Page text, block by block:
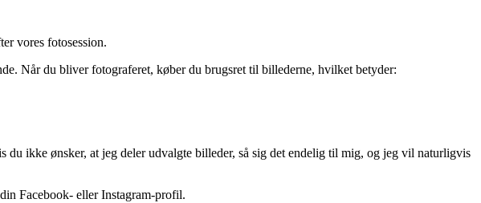
vores fotosession.
Når du bliver fotograferet, køber du brugsret til billederne, hvilket betyder:
ikke ønsker, at jeg deler udvalgte billeder, så sig det endelig til mig, og jeg vil naturligvis
Facebook- eller Instagram-profil.